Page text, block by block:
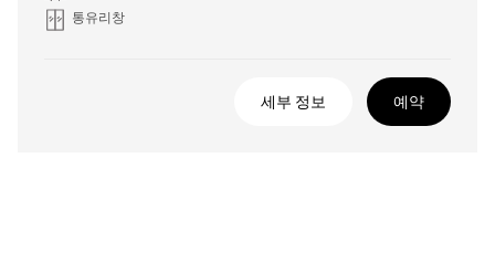
통유리창
세부 정보 예약